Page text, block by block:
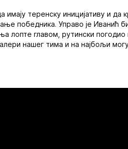
теренску иницијативу и да
победника. Управо је Иванић
лопте главом, рутински погодио
нашег тима и на најбољи